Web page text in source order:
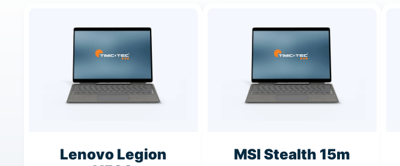
Lenovo Legion
MSI Stealth 15m